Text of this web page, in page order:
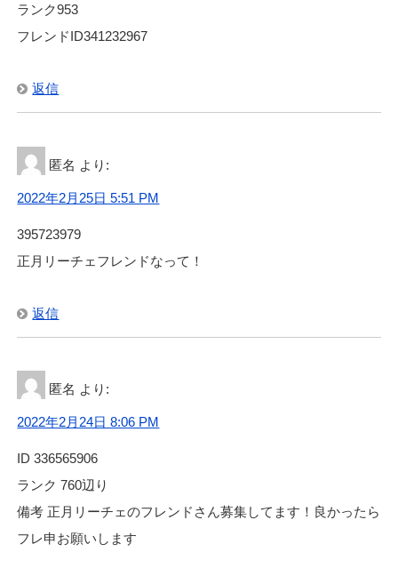
ランク953
フレンドID341232967
返信
匿名 より:
2022年2月25日 5:51 PM
395723979
正月リーチェフレンドなって！
返信
匿名 より:
2022年2月24日 8:06 PM
ID 336565906
ランク 760辺り
備考 正月リーチェのフレンドさん募集してます！良かったら
フレ申お願いします